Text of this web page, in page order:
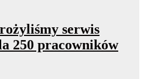
serwis
250 pracowników